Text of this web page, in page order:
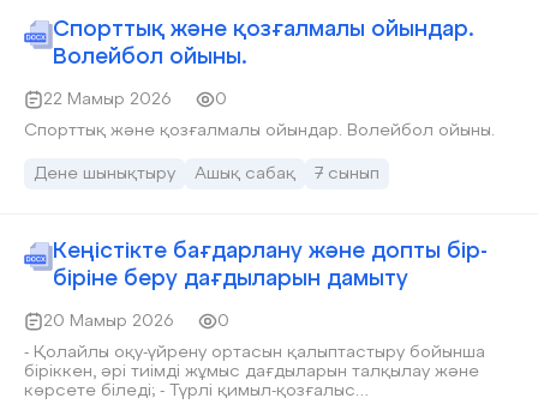
Спорттық және қозғалмалы ойындар.
Волейбол ойыны.
22 Мамыр 2026
0
Спорттық және қозғалмалы ойындар. Волейбол ойыны.
Дене шынықтыру Ашық сабақ 7 сынып
Кеңістікте бағдарлану және допты бір-
біріне беру дағдыларын дамыту
20 Мамыр 2026
0
- Қолайлы оқу-үйрену ортасын қалыптастыру бойынша
біріккен, әрі тиімді жұмыс дағдыларын талқылау және
көрсете біледі; - Түрлі қимыл-қозғалыс